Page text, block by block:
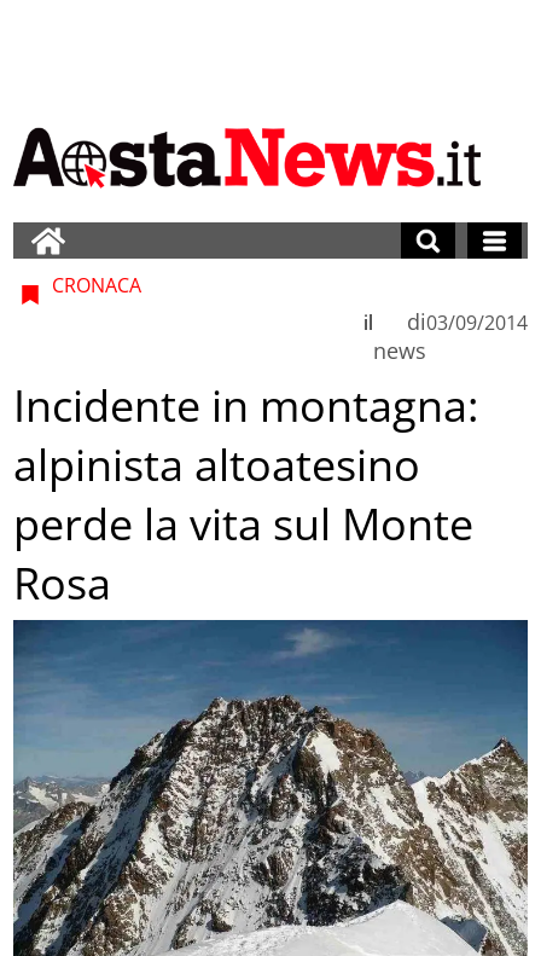
CRONACA
di
news
il 03/09/2014
Incidente in montagna:
alpinista altoatesino
perde la vita sul Monte
Rosa